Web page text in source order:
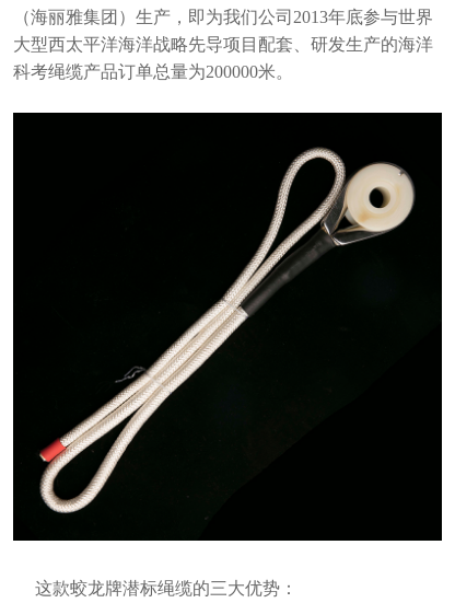
（海丽雅集团）生产，即为我们公司2013年底参与世界
大型西太平洋海洋战略先导项目配套、研发生产的海洋
科考绳缆产品订单总量为200000米。
这款蛟龙牌潜标绳缆的三大优势：